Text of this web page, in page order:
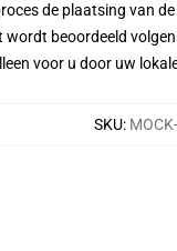
de plaatsing van
wordt beoordeeld
voor u door uw
SKU: